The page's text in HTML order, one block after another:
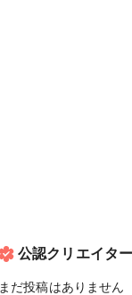
公認クリエイター
まだ投稿はありません